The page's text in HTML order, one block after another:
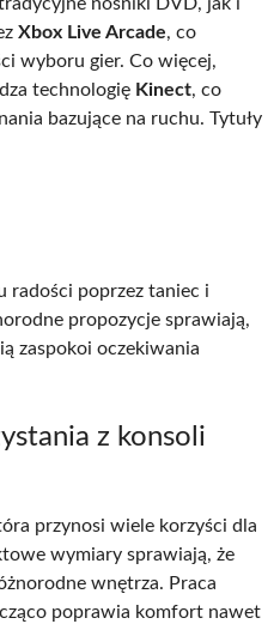
Xbox Live Arcade, co
wyboru gier. Co więcej,
technologię Kinect, co
bazujące na ruchu. Tytuły
radości poprzez taniec i
propozycje sprawiają,
zaspokoi oczekiwania
z konsoli
przynosi wiele korzyści dla
wymiary sprawiają, że
wnętrza. Praca
poprawia komfort nawet